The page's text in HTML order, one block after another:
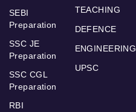
SEBI
Preparation
SSC JE
Preparation
SSC CGL
Preparation
RBI
TEACHING
DEFENCE
ENGINEERING
UPSC